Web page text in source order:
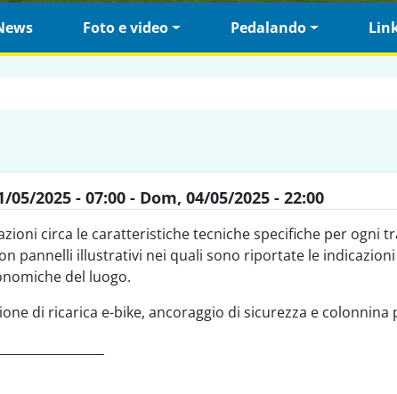
Foto e video Pedalando
05/2025 - 07:00- Dom, 04/05/2025 - 22:00
circa le caratteristiche tecniche specifiche per ogni
pannelli illustrativi nei quali sono riportate le
del luogo.
di ricarica e-bike, ancoraggio di sicurezza e